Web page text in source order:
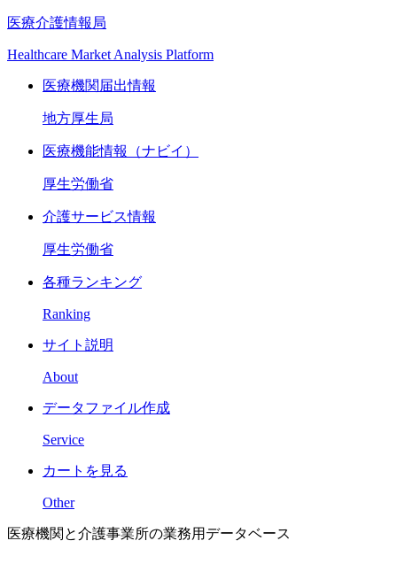
医療介護情報局
Healthcare Market Analysis Platform
医療機関届出情報
地方厚生局
医療機能情報（ナビイ）
厚生労働省
介護サービス情報
厚生労働省
各種ランキング
Ranking
サイト説明
About
データファイル作成
Service
カートを見る
Other
医療機関と介護事業所の業務用データベース